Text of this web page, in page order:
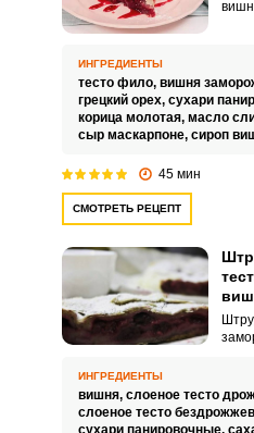
ИНГРЕДИЕНТЫ
тесто фило, вишня
грецкий орех, сухари
корица молотая, масло
сыр маскарпоне, сироп
45 мин
СМОТРЕТЬ РЕЦЕПТ
ИНГРЕДИЕНТЫ
вишня, слоеное тесто
слоеное тесто
сухари панировочные,